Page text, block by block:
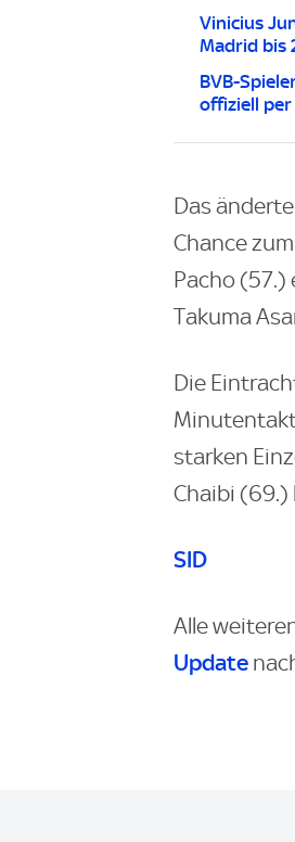
Vinicius
Madrid bis
BVB-
offiziell per
Das
Chance
Pacho (57.)
Takuma
Die
starken
Chaibi (69.)
SID
Alle
Update